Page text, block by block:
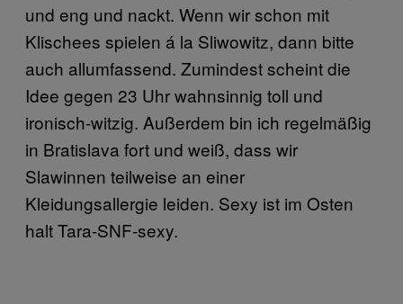
und eng und nackt. Wenn wir schon mit
Klischees spielen á la Sliwowitz, dann bitte
auch allumfassend. Zumindest scheint die
Idee gegen 23 Uhr wahnsinnig toll und
ironisch-witzig. Außerdem bin ich regelmäßig
in Bratislava fort und weiß, dass wir
Slawinnen teilweise an einer
Kleidungsallergie leiden. Sexy ist im Osten
halt Tara-SNF-sexy.